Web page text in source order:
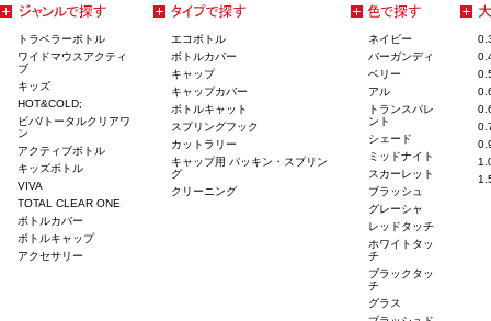
トラベラーボトル
ワイドマウスアクティ
ブ
キッズ
HOT&COLD;
ビバ/トータルクリアワ
ン
アクティブボトル
キッズボトル
VIVA
TOTAL CLEAR ONE
ボトルカバー
ボトルキャップ
アクセサリー
エコボトル
ボトルカバー
キャップ
キャップカバー
ボトルキャット
スプリングフック
カットラリー
キャップ用 パッキン・スプリン
グ
クリーニング
ネイビー
バーガンディ
ベリー
アル
トランスパレ
ント
シェード
ミッドナイト
スカーレット
ブラッシュ
グレーシャ
レッドタッチ
ホワイトタッ
チ
ブラックタッ
チ
グラス